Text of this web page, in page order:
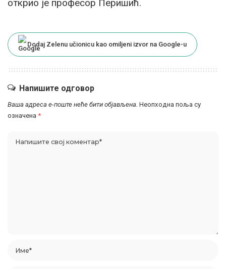
открио је професор Перишић.
Dodaj Zelenu učionicu kao omiljeni izvor na Google-u
Напишите одговор
Ваша адреса е-поште неће бити објављена. Неопходна поља су
означена *